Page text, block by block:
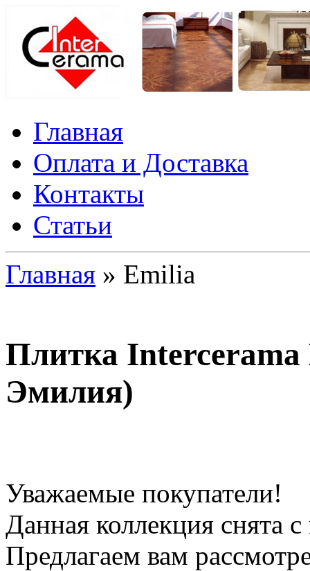
Главная
Оплата и Доставка
Контакты
Статьи
Главная » Emilia
Плитка
Эмилия)
Уважаемые покупатели!
Данная коллекция снята с
Предлагаем вам